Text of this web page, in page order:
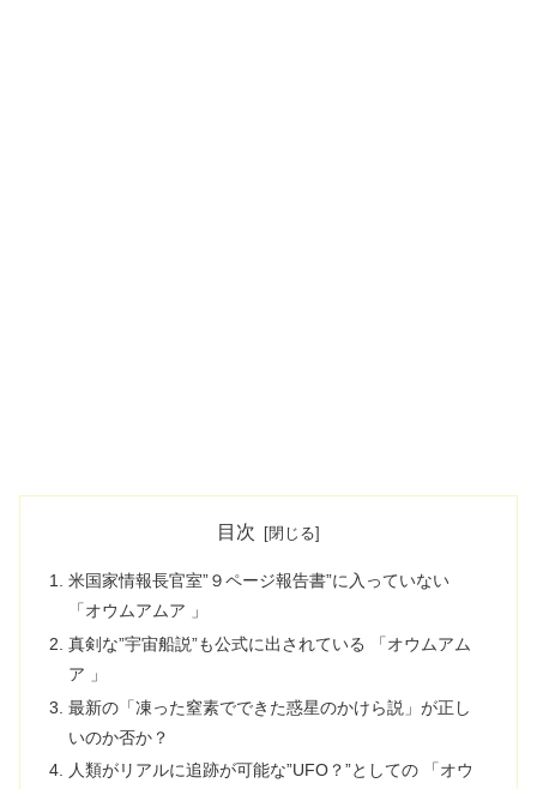
目次
米国家情報長官室”９ページ報告書”に入っていない
「オウムアムア 」
真剣な”宇宙船説”も公式に出されている 「オウムアム
ア 」
最新の「凍った窒素でできた惑星のかけら説」が正し
いのか否か？
人類がリアルに追跡が可能な”UFO？”としての 「オウ